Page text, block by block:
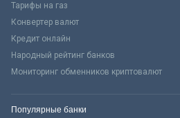
Тарифы на газ
Конвертер валют
Кредит онлайн
Народный рейтинг банков
Мониторинг обменников криптовалют
Популярные банки